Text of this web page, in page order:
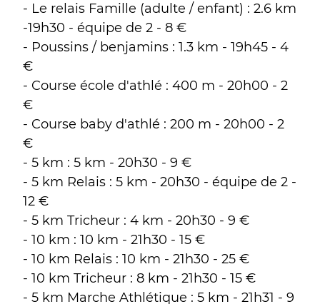
- Le relais Famille (adulte / enfant) : 2.6 km
-19h30 - équipe de 2 - 8 €
- Poussins / benjamins : 1.3 km - 19h45 - 4
€
- Course école d'athlé : 400 m - 20h00 - 2
€
- Course baby d'athlé : 200 m - 20h00 - 2
€
- 5 km : 5 km - 20h30 - 9 €
- 5 km Relais : 5 km - 20h30 - équipe de 2 -
12 €
- 5 km Tricheur : 4 km - 20h30 - 9 €
- 10 km : 10 km - 21h30 - 15 €
- 10 km Relais : 10 km - 21h30 - 25 €
- 10 km Tricheur : 8 km - 21h30 - 15 €
- 5 km Marche Athlétique : 5 km - 21h31 - 9